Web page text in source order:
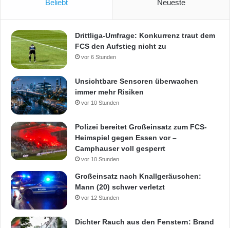
Beliebt Neueste
Drittliga-Umfrage: Konkurrenz traut dem
FCS den Aufstieg nicht zu
vor 6 Stunden
Unsichtbare Sensoren überwachen
immer mehr Risiken
vor 10 Stunden
Polizei bereitet Großeinsatz zum FCS-
Heimspiel gegen Essen vor –
Camphauser voll gesperrt
vor 10 Stunden
Großeinsatz nach Knallgeräuschen:
Mann (20) schwer verletzt
vor 12 Stunden
Dichter Rauch aus den Fenstern: Brand